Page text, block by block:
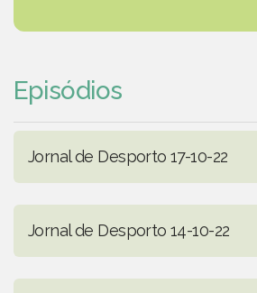
Episódios
Jornal de Desporto 17-10-22
Jornal de Desporto 14-10-22